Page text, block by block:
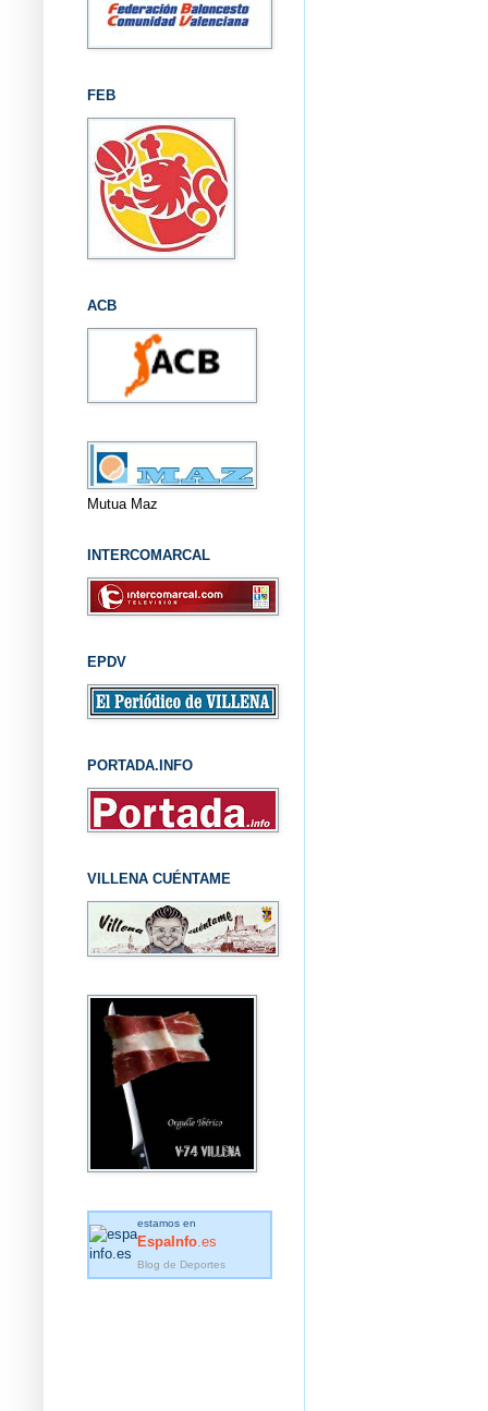
FEB
ACB
Mutua Maz
INTERCOMARCAL
EPDV
PORTADA.INFO
VILLENA CUÉNTAME
estamos en
EspaInfo .es
Blog de Deportes